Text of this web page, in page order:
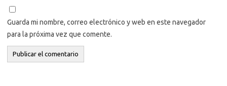
Guarda mi nombre, correo electrónico y web en este navegador
para la próxima vez que comente.